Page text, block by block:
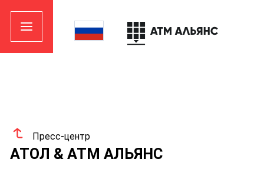
Пресс-центр
АТОЛ & АТМ АЛЬЯНС